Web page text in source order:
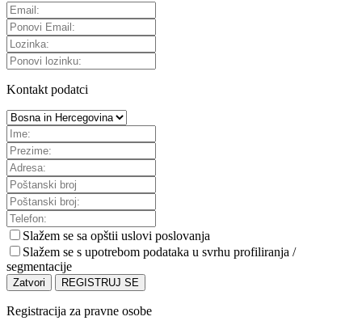
Kontakt podatci
Slažem se sa opštii uslovi poslovanja
Slažem se s upotrebom podataka u svrhu profiliranja /
segmentacije
Zatvori REGISTRUJ SE
Registracija za pravne osobe